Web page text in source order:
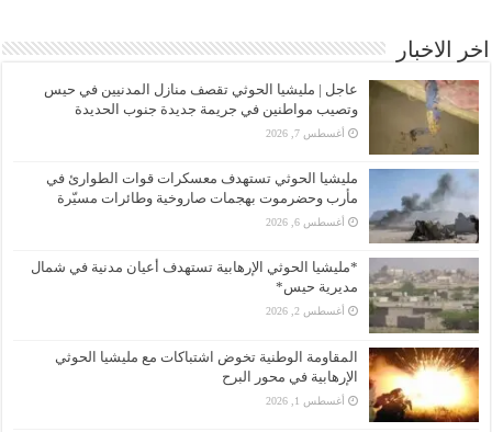
اخر الاخبار
عاجل | مليشيا الحوثي تقصف منازل المدنيين في حيس
وتصيب مواطنين في جريمة جديدة جنوب الحديدة
أغسطس 7, 2026
مليشيا الحوثي تستهدف معسكرات قوات الطوارئ في
مأرب وحضرموت بهجمات صاروخية وطائرات مسيّرة
أغسطس 6, 2026
*مليشيا الحوثي الإرهابية تستهدف أعيان مدنية في شمال
مديرية حيس*
أغسطس 2, 2026
المقاومة الوطنية تخوض اشتباكات مع مليشيا الحوثي
الإرهابية في محور البرح
أغسطس 1, 2026